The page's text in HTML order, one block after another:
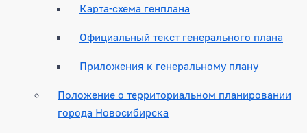
Карта-схема генплана
Официальный текст генерального плана
Приложения к генеральному плану
Положение о территориальном планировании
города Новосибирска